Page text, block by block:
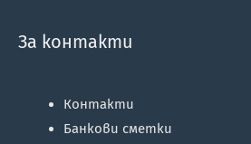
За контакти
Контакти
Банкови сметки